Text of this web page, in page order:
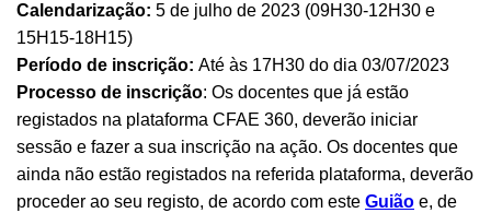
Calendarização: 5 de julho de 2023 (09H30-12H30 e
15H15-18H15)
Período de inscrição: Até às 17H30 do dia 03/07/2023
Processo de inscrição: Os docentes que já estão
registados na plataforma CFAE 360, deverão iniciar
sessão e fazer a sua inscrição na ação. Os docentes que
ainda não estão registados na referida plataforma, deverão
proceder ao seu registo, de acordo com este Guião e, de